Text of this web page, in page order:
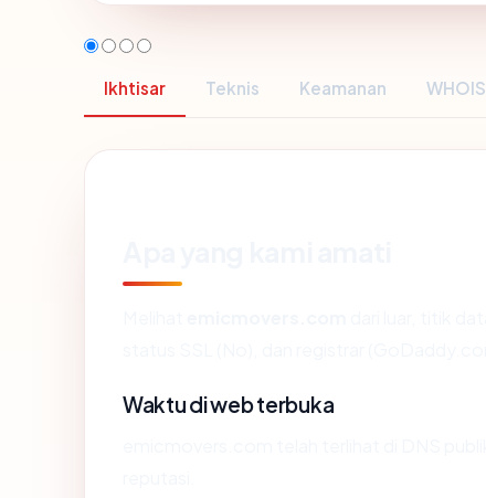
Ikhtisar Teknis Keamanan WHOIS
Waktu di web terbuka